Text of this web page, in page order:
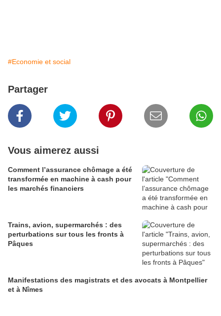
#Economie et social
Partager
Vous aimerez aussi
Comment l’assurance chômage a été
transformée en machine à cash pour
les marchés financiers
Trains, avion, supermarchés : des
perturbations sur tous les fronts à
Pâques
Manifestations des magistrats et des avocats à Montpellier
et à Nîmes